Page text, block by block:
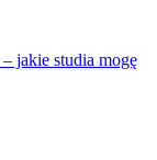
jakie studia mogę